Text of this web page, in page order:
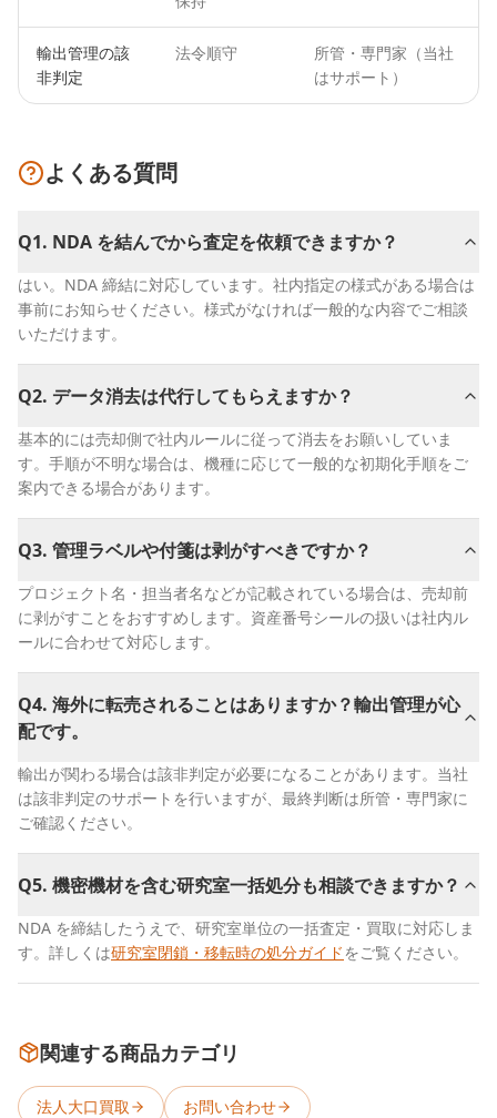
輸出管理の該
非判定
法令順守
所管・専門家（当社
はサポート）
よくある質問
Q1. NDA を結んでから査定を依頼できますか？
はい。NDA 締結に対応しています。社内指定の様式がある場合は
事前にお知らせください。様式がなければ一般的な内容でご相談
いただけます。
Q2. データ消去は代行してもらえますか？
基本的には売却側で社内ルールに従って消去をお願いしていま
す。手順が不明な場合は、機種に応じて一般的な初期化手順をご
案内できる場合があります。
Q3. 管理ラベルや付箋は剥がすべきですか？
プロジェクト名・担当者名などが記載されている場合は、売却前
に剥がすことをおすすめします。資産番号シールの扱いは社内ル
ールに合わせて対応します。
Q4. 海外に転売されることはありますか？輸出管理が心
配です。
輸出が関わる場合は該非判定が必要になることがあります。当社
は該非判定のサポートを行いますが、最終判断は所管・専門家に
ご確認ください。
Q5. 機密機材を含む研究室一括処分も相談できますか？
NDA を締結したうえで、研究室単位の一括査定・買取に対応しま
す。詳しくは研究室閉鎖・移転時の処分ガイドをご覧ください。
関連する商品カテゴリ
法人大口買取 お問い合わせ